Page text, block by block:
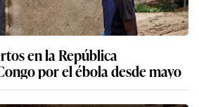
en la República
por el ébola desde mayo